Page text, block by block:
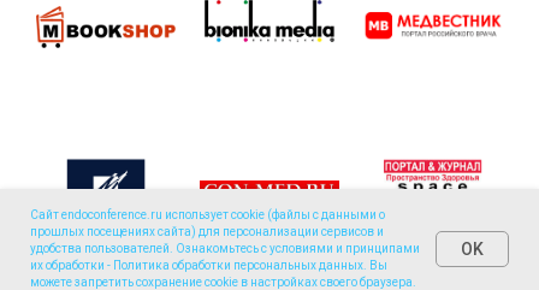
Личный кабинет
Сайт endoconference.ru использует cookie (файлы с данными о
прошлых посещениях сайта) для персонализации сервисов и
удобства пользователей. Ознакомьтесь с условиями и принципами
их обработки - Политика обработки персональных данных . Вы
можете запретить сохранение cookie в настройках своего браузера.
OK